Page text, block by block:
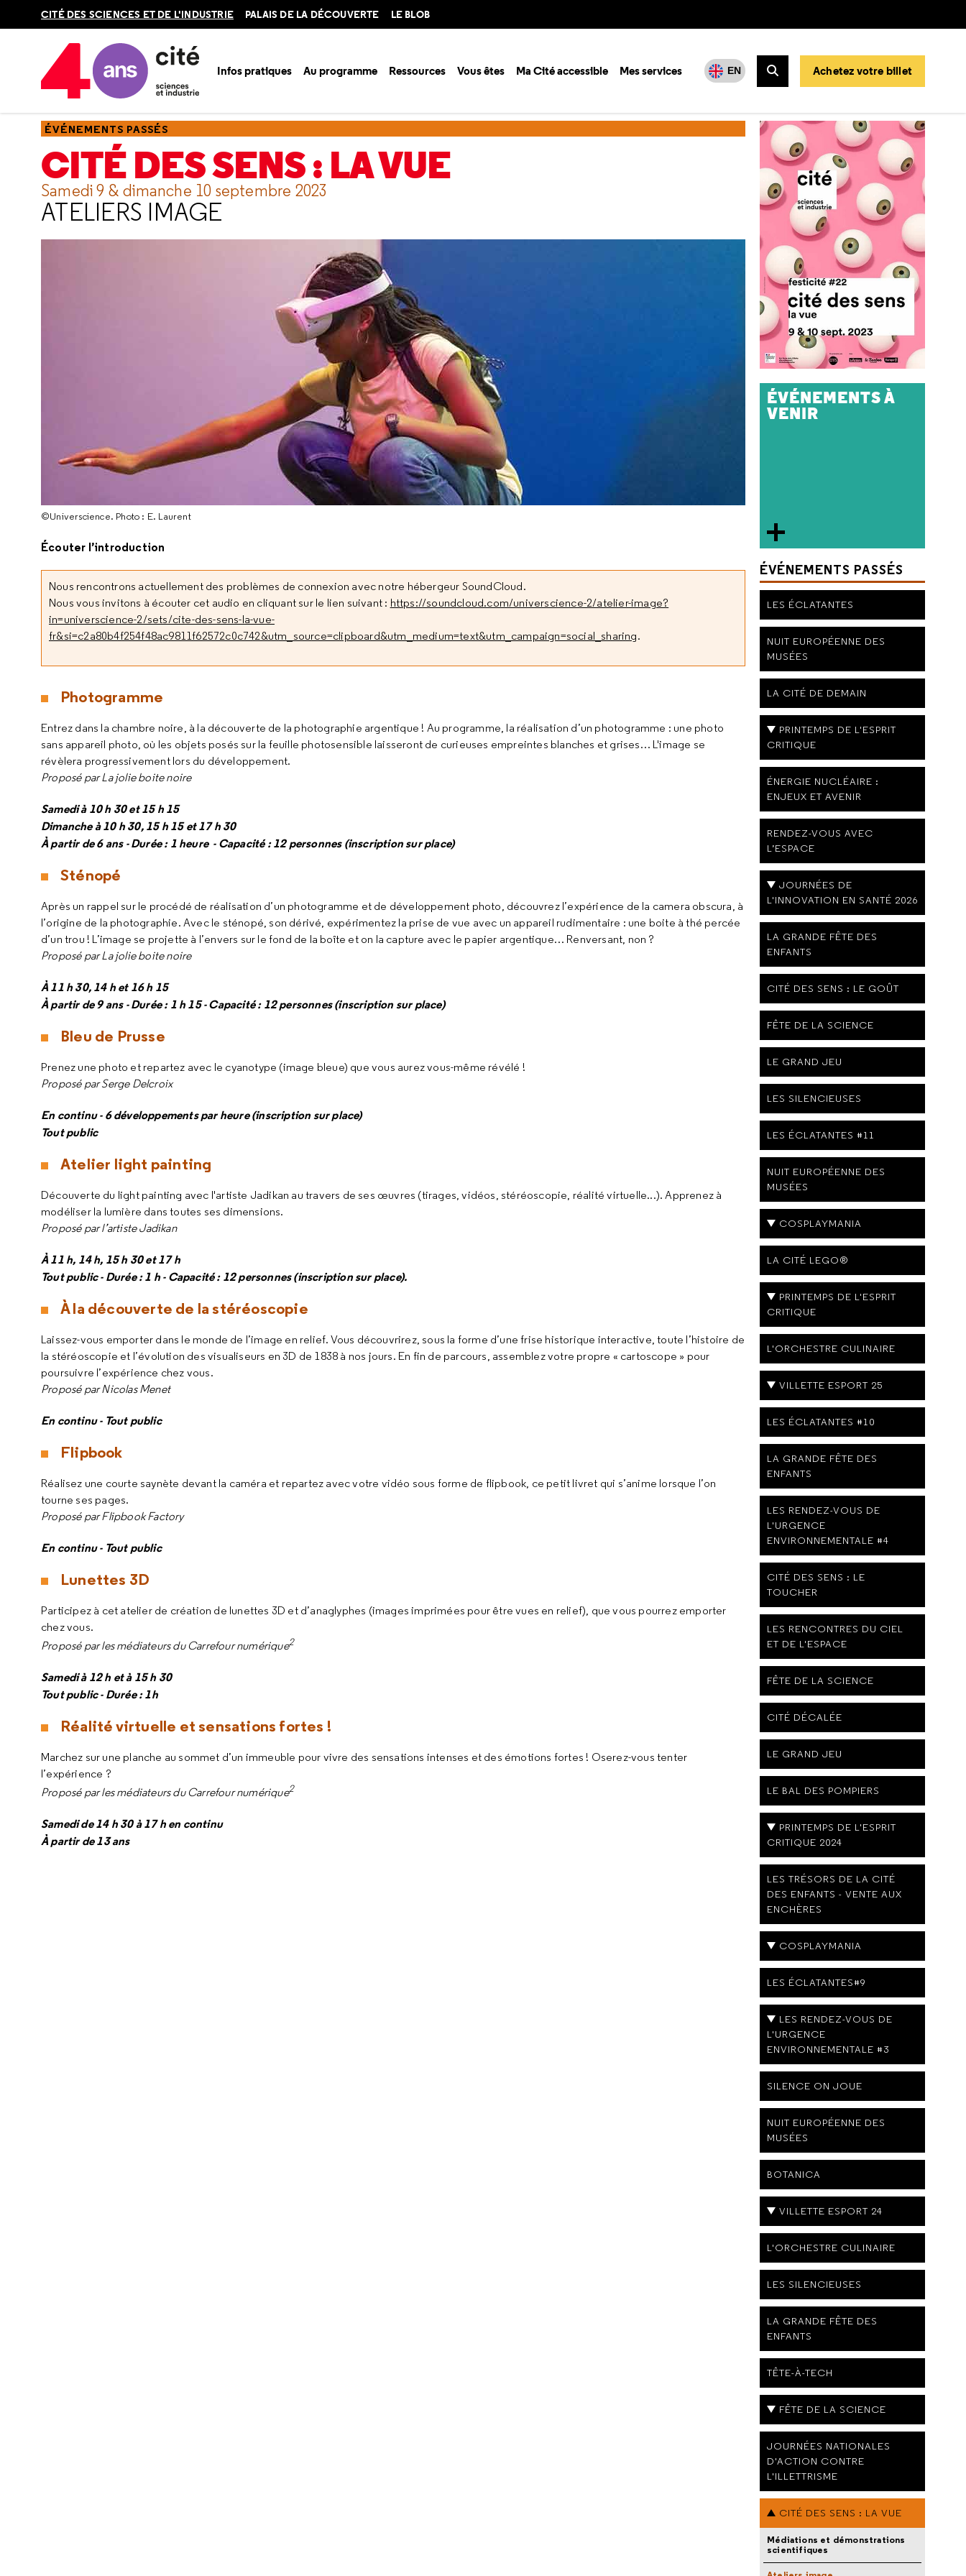
CITÉ DES SCIENCES ET DE L'INDUSTRIE PALAIS DE LA DÉCOUVERTE LE BLOB
Infos pratiques Au programme Ressources Vous êtes Ma Cité accessible Mes services EN
Rechercher
Achetez votre billet
Accueil Ressources
ÉVÉNEMENTS PASSÉS
CITÉ DES SENS : LA VUE
Samedi 9 & dimanche 10 septembre 2023
ATELIERS IMAGE
©Universcience. Photo : E. Laurent
Écouter l’introduction
Nous rencontrons actuellement des problèmes de connexion avec notre hébergeur SoundCloud.
Nous vous invitons à écouter cet audio en cliquant sur le lien suivant : https://soundcloud.com/universcience-2/atelier-image?
in=universcience-2/sets/cite-des-sens-la-vue-
fr&si=c2a80b4f254f48ac9811f62572c0c742&utm_source=clipboard&utm_medium=text&utm_campaign=social_sharing.
Photogramme
Entrez dans la chambre noire, à la découverte de la photographie argentique ! Au programme, la réalisation d’un photogramme : une photo
sans appareil photo, où les objets posés sur la feuille photosensible laisseront de curieuses empreintes blanches et grises… L'image se
révèlera progressivement lors du développement.
Proposé par La jolie boite noire
Samedi à 10 h 30 et 15 h 15
Dimanche à 10 h 30, 15 h 15 et 17 h 30
À partir de 6 ans - Durée : 1 heure - Capacité : 12 personnes (inscription sur place)
Sténopé
Après un rappel sur le procédé de réalisation d’un photogramme et de développement photo, découvrez l’expérience de la camera obscura, à
l’origine de la photographie. Avec le sténopé, son dérivé, expérimentez la prise de vue avec un appareil rudimentaire : une boite à thé percée
d’un trou ! L’image se projette à l’envers sur le fond de la boîte et on la capture avec le papier argentique… Renversant, non ?
Proposé par La jolie boite noire
À 11 h 30, 14 h et 16 h 15
À partir de 9 ans - Durée : 1 h 15 - Capacité : 12 personnes (inscription sur place)
Bleu de Prusse
Prenez une photo et repartez avec le cyanotype (image bleue) que vous aurez vous-même révélé !
Proposé par Serge Delcroix
En continu - 6 développements par heure (inscription sur place)
Tout public
Atelier light painting
Découverte du light painting avec l'artiste Jadikan au travers de ses œuvres (tirages, vidéos, stéréoscopie, réalité virtuelle...). Apprenez à
modéliser la lumière dans toutes ses dimensions.
Proposé par l’artiste Jadikan
À 11 h, 14 h, 15 h 30 et 17 h
Tout public - Durée : 1 h - Capacité : 12 personnes (inscription sur place).
À la découverte de la stéréoscopie
Laissez-vous emporter dans le monde de l’image en relief. Vous découvrirez, sous la forme d’une frise historique interactive, toute l’histoire de
la stéréoscopie et l’évolution des visualiseurs en 3D de 1838 à nos jours. En fin de parcours, assemblez votre propre « cartoscope » pour
poursuivre l’expérience chez vous.
Proposé par Nicolas Menet
En continu - Tout public
Flipbook
Réalisez une courte saynète devant la caméra et repartez avec votre vidéo sous forme de flipbook, ce petit livret qui s’anime lorsque l’on
tourne ses pages.
Proposé par Flipbook Factory
En continu - Tout public
Lunettes 3D
Participez à cet atelier de création de lunettes 3D et d’anaglyphes (images imprimées pour être vues en relief), que vous pourrez emporter
chez vous.
Proposé par les médiateurs du Carrefour numérique2
Samedi à 12 h et à 15 h 30
Tout public - Durée : 1h
Réalité virtuelle et sensations fortes !
Marchez sur une planche au sommet d’un immeuble pour vivre des sensations intenses et des émotions fortes ! Oserez-vous tenter
l’expérience ?
Proposé par les médiateurs du Carrefour numérique2
Samedi de 14 h 30 à 17 h en continu
À partir de 13 ans
ÉVÉNEMENTS À
VENIR
ÉVÉNEMENTS PASSÉS
LES ÉCLATANTES
NUIT EUROPÉENNE DES
MUSÉES
LA CITÉ DE DEMAIN
PRINTEMPS DE L'ESPRIT
CRITIQUE
ÉNERGIE NUCLÉAIRE :
ENJEUX ET AVENIR
RENDEZ-VOUS AVEC
L’ESPACE
JOURNÉES DE
L'INNOVATION EN SANTÉ 2026
LA GRANDE FÊTE DES
ENFANTS
CITÉ DES SENS : LE GOÛT
FÊTE DE LA SCIENCE
LE GRAND JEU
LES SILENCIEUSES
LES ÉCLATANTES #11
NUIT EUROPÉENNE DES
MUSÉES
COSPLAYMANIA
LA CITÉ LEGO®
PRINTEMPS DE L'ESPRIT
CRITIQUE
L'ORCHESTRE CULINAIRE
VILLETTE ESPORT 25
LES ÉCLATANTES #10
LA GRANDE FÊTE DES
ENFANTS
LES RENDEZ-VOUS DE
L'URGENCE
ENVIRONNEMENTALE #4
CITÉ DES SENS : LE
TOUCHER
LES RENCONTRES DU CIEL
ET DE L'ESPACE
FÊTE DE LA SCIENCE
CITÉ DÉCALÉE
LE GRAND JEU
LE BAL DES POMPIERS
PRINTEMPS DE L'ESPRIT
CRITIQUE 2024
LES TRÉSORS DE LA CITÉ
DES ENFANTS - VENTE AUX
ENCHÈRES
COSPLAYMANIA
LES ÉCLATANTES#9
LES RENDEZ-VOUS DE
L'URGENCE
ENVIRONNEMENTALE #3
SILENCE ON JOUE
NUIT EUROPÉENNE DES
MUSÉES
BOTANICA
VILLETTE ESPORT 24
L'ORCHESTRE CULINAIRE
LES SILENCIEUSES
LA GRANDE FÊTE DES
ENFANTS
TÊTE-À-TECH
FÊTE DE LA SCIENCE
JOURNÉES NATIONALES
D'ACTION CONTRE
L'ILLETTRISME
CITÉ DES SENS : LA VUE
Médiations et démonstrations
scientifiques